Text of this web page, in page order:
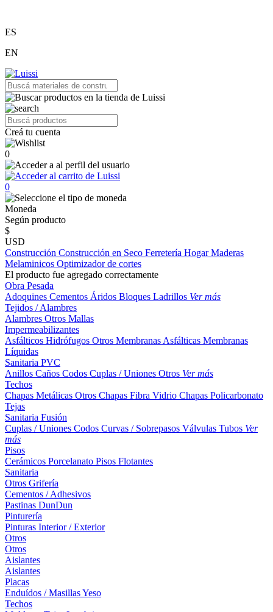
ES
EN
Creá tu cuenta
0
0
Moneda
Según producto
$
USD
Construcción Construcción en Seco Ferretería HogarMaderas
Melaminicos Optimizador de cortes
El producto fue agregado correctamente
Obra Pesada
Adoquines Cementos Áridos Bloques Ladrillos Ver más
Tejidos / Alambres
Alambres Otros Mallas
Impermeabilizantes
Asfálticos Hidrófugos Otros Membranas Asfálticas Membranas
Líquidas
Sanitaria PVC
Anillos Caños Codos Cuplas / Uniones Otros Ver más
Techos
Chapas Metálicas Otros Chapas Fibra Vidrio Chapas Policarbonato
Tejas
Sanitaria Fusión
Cuplas / Uniones Codos Curvas / Sobrepasos Válvulas Tubos Ver
más
Pisos
Cerámicos Porcelanato Pisos Flotantes
Sanitaria
Otros Grifería
Cementos / Adhesivos
Pastinas DunDun
Pinturería
Pinturas Interior / Exterior
Otros
Otros
Aislantes
Aislantes
Placas
Enduídos / MasillasYeso
Techos